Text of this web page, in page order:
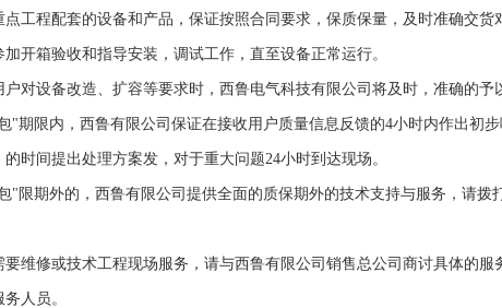
点工程配套的设备和产品，保证按照合同要求，保质保量，及时准确交
加开箱验收和指导安装，调试工作，直至设备正常运行。
户对设备改造、扩容等要求时，西鲁电气科技有限公司将及时，准确的予
"期限内，西鲁有限公司保证在接收用户质量信息反馈的4小时内作出初
的时间提出处理方案发，对于重大问题24小时到达现场。
"限期外的，西鲁有限公司提供全面的质保期外的技术支持与服务，请拨
要维修或技术工程现场服务，请与西鲁有限公司销售总公司商讨具体的
人员。